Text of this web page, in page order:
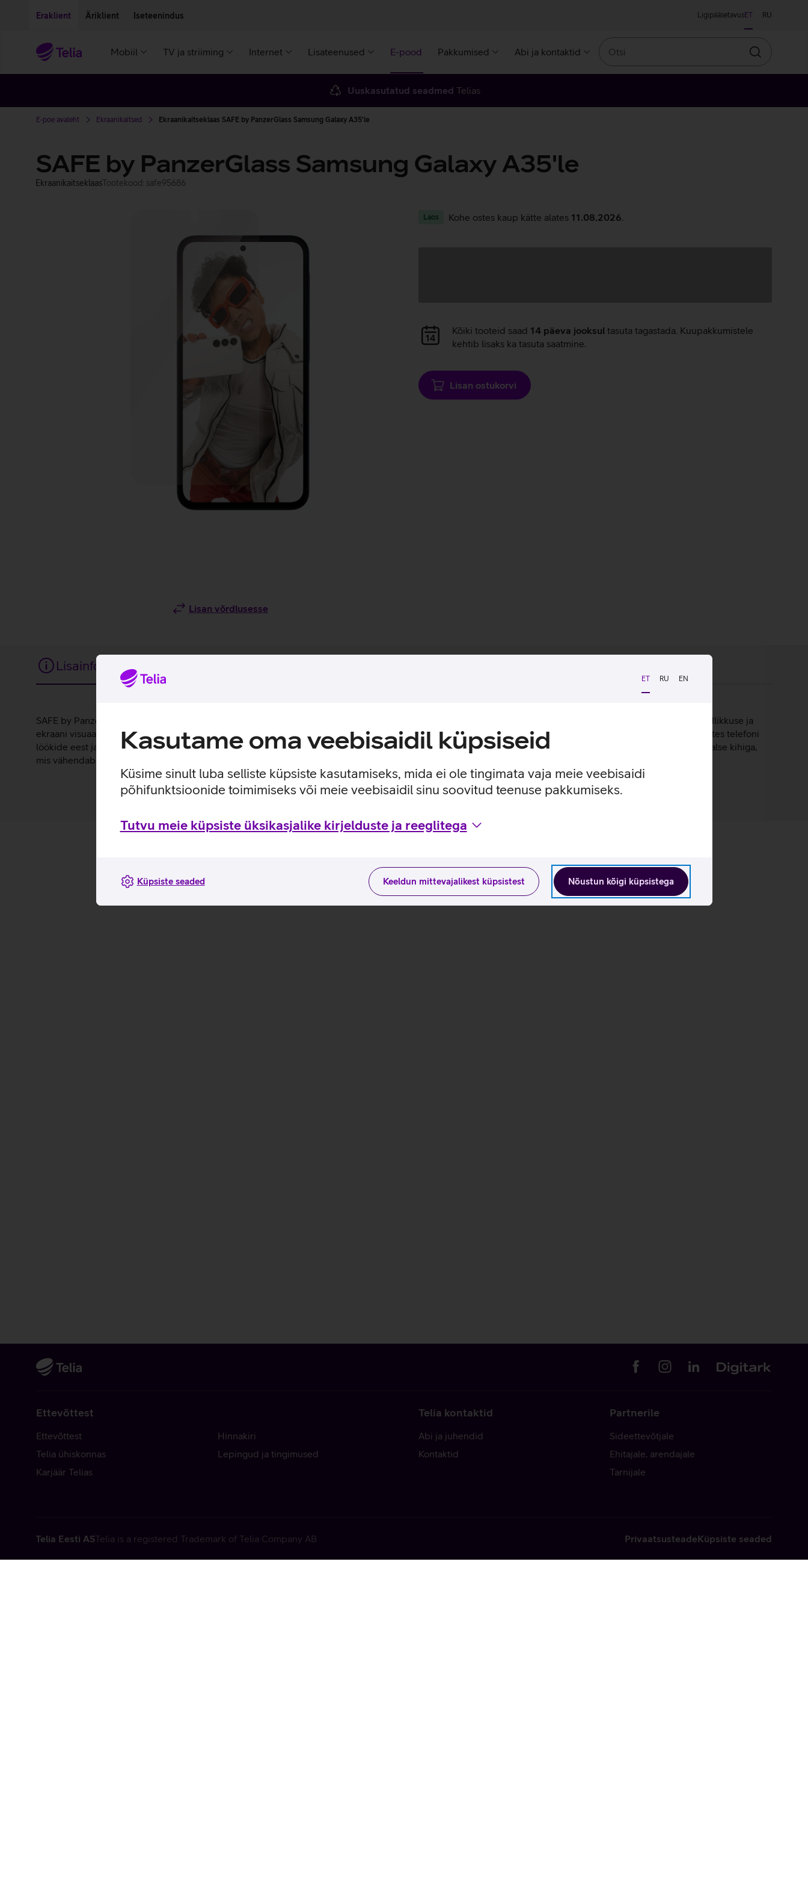
ET RU EN
Kasutame oma veebisaidil küpsiseid
Küsime sinult luba selliste küpsiste kasutamiseks, mida ei ole tingimata vaja meie veebisaidi
põhifunktsioonide toimimiseks või meie veebisaidil sinu soovitud teenuse pakkumiseks.
Tutvu meie küpsiste üksikasjalike kirjelduste ja reeglitega
Nõustun kõigi küpsistega
Keeldun mittevajalikest küpsistest
Küpsiste seaded
Eraklient Äriklient Iseteenindus LigipääsetavusET RU
Mobiil TV ja striiming Internet Lisateenused E-pood Pakkumised Abi ja kontaktid
Otsin
Uuskasutatud seadmed Telias
E-poe avaleht Ekraanikaitsed Ekraanikaitseklaas SAFE by PanzerGlass Samsung Galaxy A35'le
SAFE by PanzerGlass Samsung Galaxy A35'le
EkraanikaitseklaasTootekood: safe95686
Lisan võrdlusesse
Laos Kohe ostes kaup kätte alates 11.08.2026
Andmete
laadimine
Kõiki tooteid saad 14 päeva jooksul tasuta tagastada. Kuupakkumistele
kehtib lisaks ka tasuta saatmine.
Lisan ostukorvi
Lisainfo
Lisainfo
SAFE by PanzerGlass kaitseklaas on loodud, et kaitsta telefoni ekraani kriimustuste ja põrutuste eest. Kaitseklaasi mitmekihiline disain tagab väga hea puutetundlikkuse ja
ekraani visuaalse kasutuskogemuse. Iga ekraanikaitse on loodud eesmärgiga pikendada seadmete eluiga ja välimust. Karastatud klaas toimib turvapadjana, kaitstes telefoni
löökide eest ja pakkudes kõrgetasemelist kaitset kriimustuste vastu, ilma et see kahjustaks seadme funktsionaalsust ja välimust. Kaitseklaas on kaetud ka spetsiaalse kihiga,
mis vähendab sõrmejälgede tekkimist klaasile.
Ettevõttest
Ettevõttest
Telia ühiskonnas
Karjäär Telias
Hinnakiri
Lepingud ja tingimused
Telia kontaktid
Abi ja juhendid
Kontaktid
Partnerile
Sideettevõtjale
Ehitajale, arendajale
Tarnijale
Telia Eesti ASTelia is a registered Trademark of Telia Company AB PrivaatsusteadeKüpsiste seaded